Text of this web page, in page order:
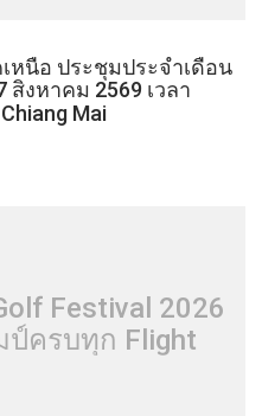
นือ ประชุมประจำเดือน
สิงหาคม 2569 เวลา
Mai
Festival 2026
ครบทุก Flight